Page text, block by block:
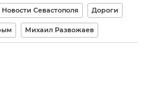
Новости Севастополя Дороги
Михаил Развожаев